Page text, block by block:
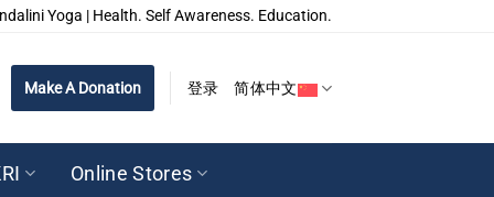
Yoga | Health. Self Awareness. Education.
Make A Donation 登录 简体中文
Online Stores